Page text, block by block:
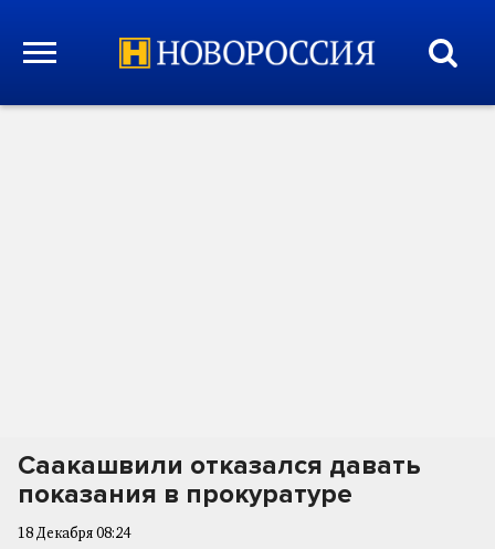
Саакашвили отказался давать
показания в прокуратуре
18 Декабря 08:24